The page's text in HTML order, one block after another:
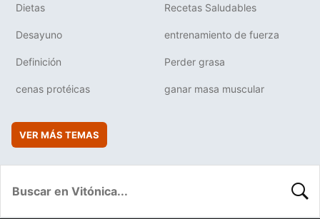
Dietas Recetas Saludables
Desayuno entrenamiento de fuerza
Definición Perder grasa
cenas protéicas ganar masa muscular
VER MÁS TEMAS